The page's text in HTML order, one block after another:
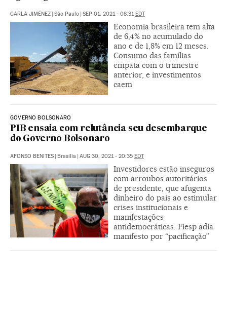
CARLA JIMÉNEZ | São Paulo | SEP 01, 2021 - 08:31EDT
Economia brasileira tem alta
de 6,4% no acumulado do
ano e de 1,8% em 12 meses.
Consumo das famílias
empata com o trimestre
anterior, e investimentos
caem
GOVERNO BOLSONARO
PIB ensaia com relutância seu desembarque
do Governo Bolsonaro
AFONSO BENITES | Brasília | AUG 30, 2021 - 20:35 EDT
Investidores estão inseguros
com arroubos autoritários
de presidente, que afugenta
dinheiro do país ao estimular
crises institucionais e
manifestações
antidemocráticas. Fiesp adia
manifesto por “pacificação”